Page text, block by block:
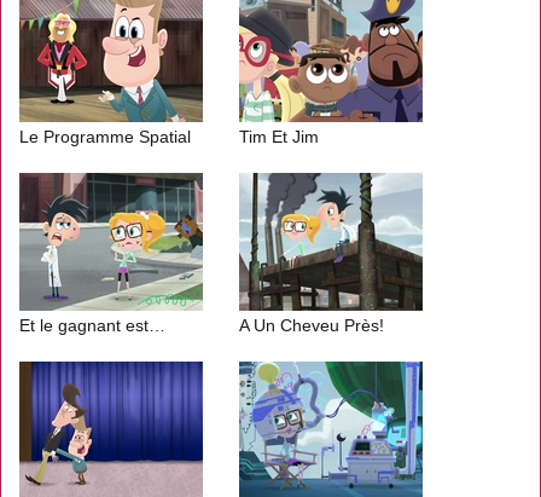
Le Programme Spatial Tim Et Jim
Et le gagnant est… A Un Cheveu Près!